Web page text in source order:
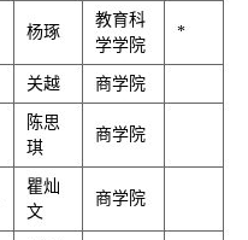
杨琢
教育科
学学院
*
关越 商学院
陈思
琪
商学院
瞿灿
文
商学院